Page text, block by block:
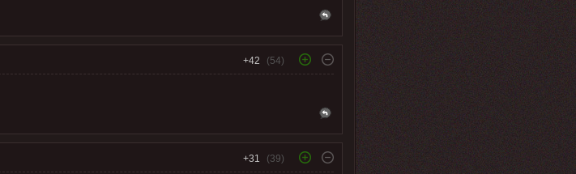
+42 (54)
+31 (39)